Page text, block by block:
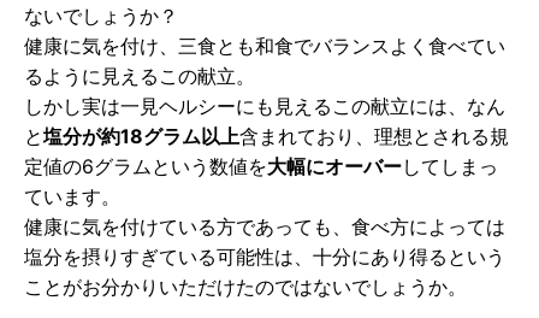
ないでしょうか？
健康に気を付け、三食とも和食でバランスよく食べてい
るように見えるこの献立。
しかし実は一見ヘルシーにも見えるこの献立には、なん
と塩分が約18グラム以上含まれており、理想とされる規
定値の6グラムという数値を大幅にオーバーしてしまっ
ています。
健康に気を付けている方であっても、食べ方によっては
塩分を摂りすぎている可能性は、十分にあり得るという
ことがお分かりいただけたのではないでしょうか。